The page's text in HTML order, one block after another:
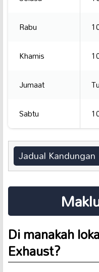
Rabu
Khamis
Jumaat
Sabtu
Jadual Kandungan
Di manakah
Exhaust?